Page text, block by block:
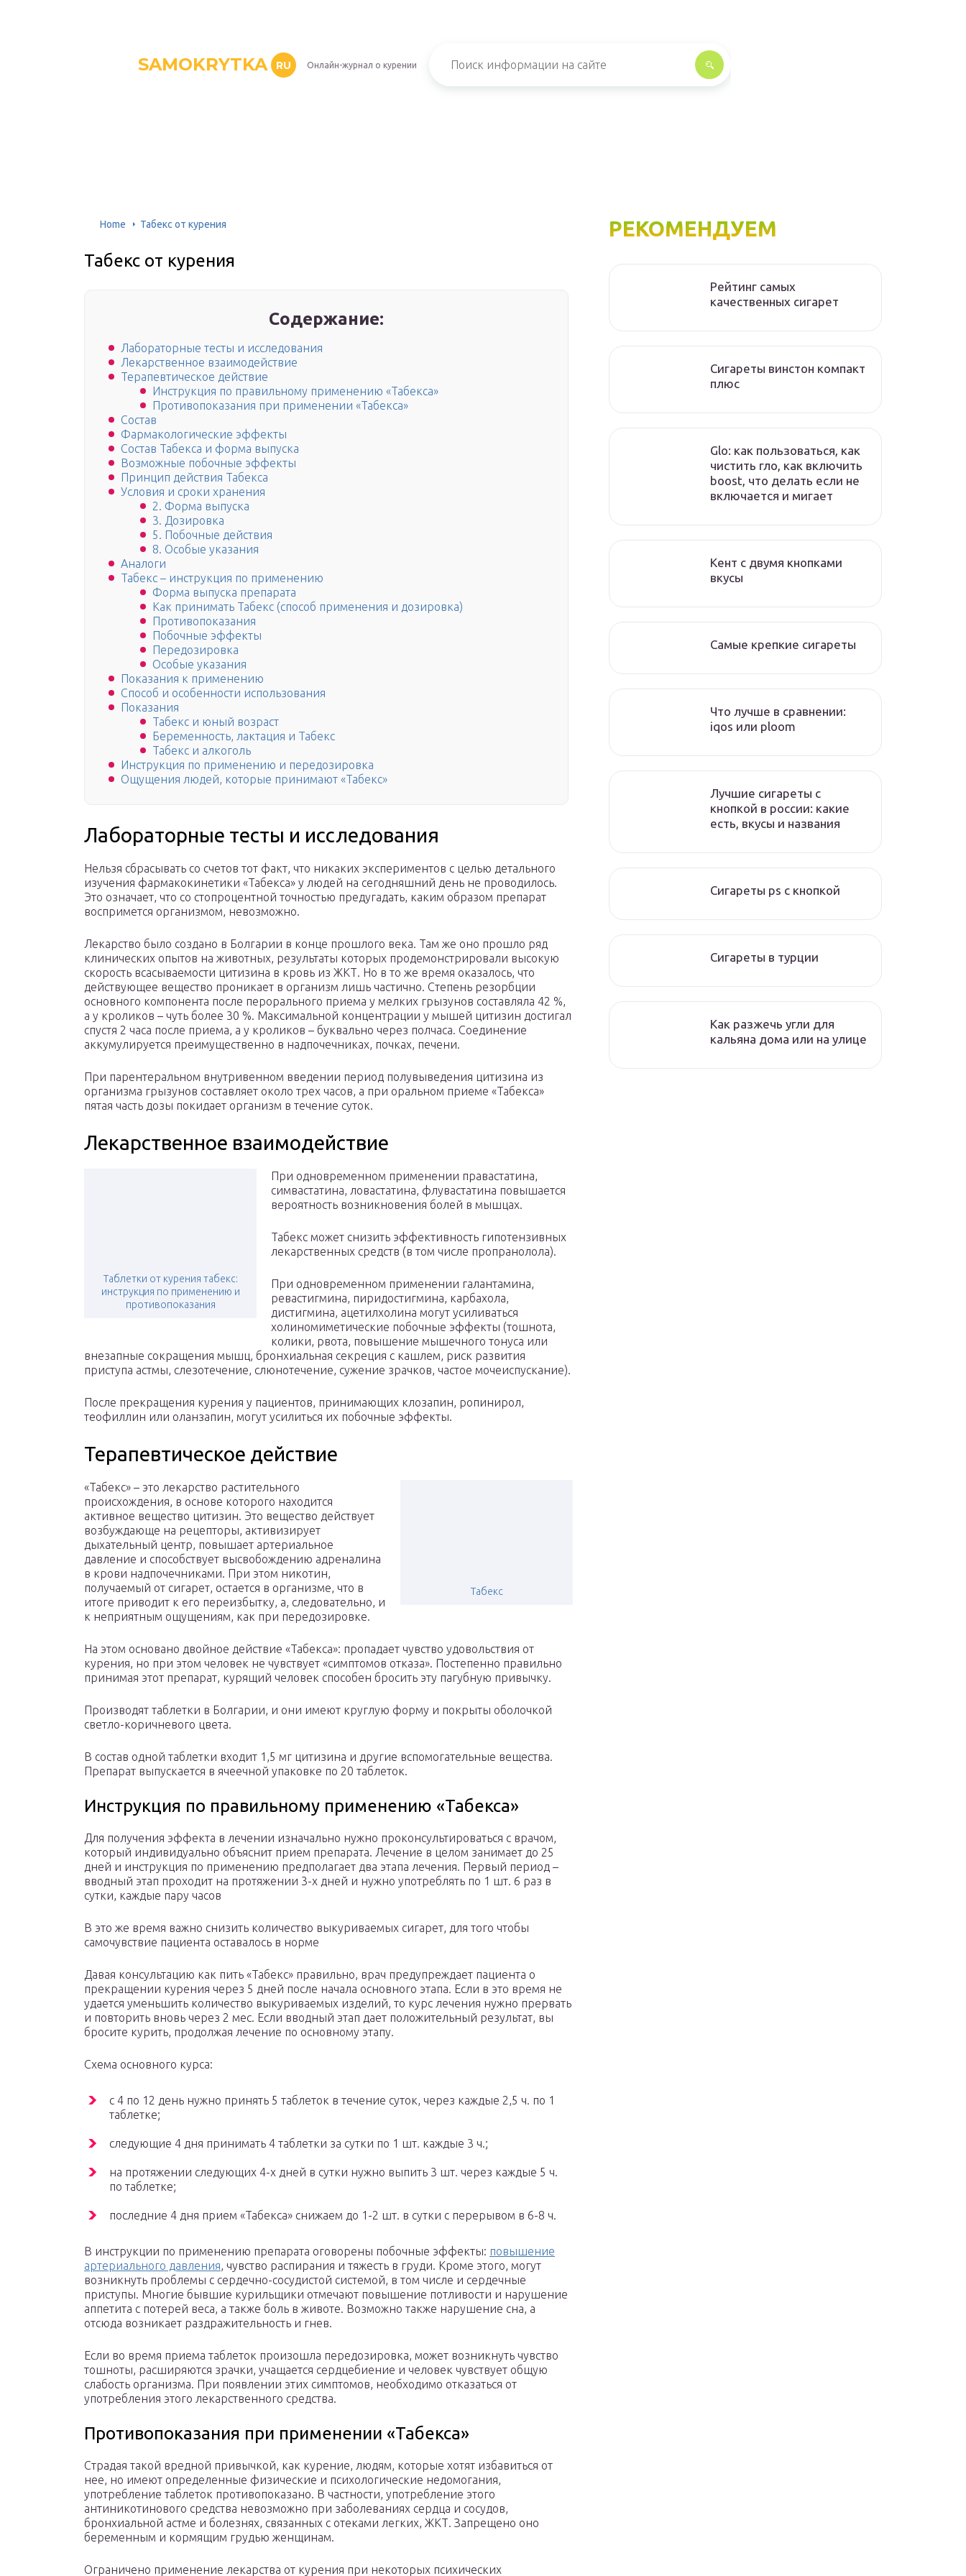
SAMOKRYTKA RU Онлайн-журнал о курении
Home Табекс от курения
Табекс от курения
Содержание:
Лабораторные тесты и исследования
Лекарственное взаимодействие
Терапевтическое действие
Инструкция по правильному применению «Табекса»
Противопоказания при применении «Табекса»
Состав
Фармакологические эффекты
Состав Табекса и форма выпуска
Возможные побочные эффекты
Принцип действия Табекса
Условия и сроки хранения
2. Форма выпуска
3. Дозировка
5. Побочные действия
8. Особые указания
Аналоги
Табекс – инструкция по применению
Форма выпуска препарата
Как принимать Табекс (способ применения и дозировка)
Противопоказания
Побочные эффекты
Передозировка
Особые указания
Показания к применению
Способ и особенности использования
Показания
Табекс и юный возраст
Беременность, лактация и Табекс
Табекс и алкоголь
Инструкция по применению и передозировка
Ощущения людей, которые принимают «Табекс»
Лабораторные тесты и исследования
Нельзя сбрасывать со счетов тот факт, что никаких экспериментов с целью детального
изучения фармакокинетики «Табекса» у людей на сегодняшний день не проводилось.
Это означает, что со стопроцентной точностью предугадать, каким образом препарат
воспримется организмом, невозможно.
Лекарство было создано в Болгарии в конце прошлого века. Там же оно прошло ряд
клинических опытов на животных, результаты которых продемонстрировали высокую
скорость всасываемости цитизина в кровь из ЖКТ. Но в то же время оказалось, что
действующее вещество проникает в организм лишь частично. Степень резорбции
основного компонента после перорального приема у мелких грызунов составляла 42 %,
а у кроликов – чуть более 30 %. Максимальной концентрации у мышей цитизин достигал
спустя 2 часа после приема, а у кроликов – буквально через полчаса. Соединение
аккумулируется преимущественно в надпочечниках, почках, печени.
При парентеральном внутривенном введении период полувыведения цитизина из
организма грызунов составляет около трех часов, а при оральном приеме «Табекса»
пятая часть дозы покидает организм в течение суток.
Лекарственное взаимодействие
Таблетки от курения табекс:
инструкция по применению и
противопоказания
При одновременном применении правастатина,
симвастатина, ловастатина, флувастатина повышается
вероятность возникновения болей в мышцах.
Табекс может снизить эффективность гипотензивных
лекарственных средств (в том числе пропранолола).
При одновременном применении галантамина,
ревастигмина, пиридостигмина, карбахола,
дистигмина, ацетилхолина могут усиливаться
холиномиметические побочные эффекты (тошнота,
колики, рвота, повышение мышечного тонуса или
внезапные сокращения мышц, бронхиальная секреция с кашлем, риск развития
приступа астмы, слезотечение, слюнотечение, сужение зрачков, частое мочеиспускание).
После прекращения курения у пациентов, принимающих клозапин, ропинирол,
теофиллин или оланзапин, могут усилиться их побочные эффекты.
Терапевтическое действие
Табекс
«Табекс» – это лекарство растительного
происхождения, в основе которого находится
активное вещество цитизин. Это вещество действует
возбуждающе на рецепторы, активизирует
дыхательный центр, повышает артериальное
давление и способствует высвобождению адреналина
в крови надпочечниками. При этом никотин,
получаемый от сигарет, остается в организме, что в
итоге приводит к его переизбытку, а, следовательно, и
к неприятным ощущениям, как при передозировке.
На этом основано двойное действие «Табекса»: пропадает чувство удовольствия от
курения, но при этом человек не чувствует «симптомов отказа». Постепенно правильно
принимая этот препарат, курящий человек способен бросить эту пагубную привычку.
Производят таблетки в Болгарии, и они имеют круглую форму и покрыты оболочкой
светло-коричневого цвета.
В состав одной таблетки входит 1,5 мг цитизина и другие вспомогательные вещества.
Препарат выпускается в ячеечной упаковке по 20 таблеток.
Инструкция по правильному применению «Табекса»
Для получения эффекта в лечении изначально нужно проконсультироваться с врачом,
который индивидуально объяснит прием препарата. Лечение в целом занимает до 25
дней и инструкция по применению предполагает два этапа лечения. Первый период –
вводный этап проходит на протяжении 3-х дней и нужно употреблять по 1 шт. 6 раз в
сутки, каждые пару часов
В это же время важно снизить количество выкуриваемых сигарет, для того чтобы
самочувствие пациента оставалось в норме
Давая консультацию как пить «Табекс» правильно, врач предупреждает пациента о
прекращении курения через 5 дней после начала основного этапа. Если в это время не
удается уменьшить количество выкуриваемых изделий, то курс лечения нужно прервать
и повторить вновь через 2 мес. Если вводный этап дает положительный результат, вы
бросите курить, продолжая лечение по основному этапу.
Схема основного курса:
с 4 по 12 день нужно принять 5 таблеток в течение суток, через каждые 2,5 ч. по 1
таблетке;
следующие 4 дня принимать 4 таблетки за сутки по 1 шт. каждые 3 ч.;
на протяжении следующих 4-х дней в сутки нужно выпить 3 шт. через каждые 5 ч.
по таблетке;
последние 4 дня прием «Табекса» снижаем до 1-2 шт. в сутки с перерывом в 6-8 ч.
В инструкции по применению препарата оговорены побочные эффекты: повышение
артериального давления, чувство распирания и тяжесть в груди. Кроме этого, могут
возникнуть проблемы с сердечно-сосудистой системой, в том числе и сердечные
приступы. Многие бывшие курильщики отмечают повышение потливости и нарушение
аппетита с потерей веса, а также боль в животе. Возможно также нарушение сна, а
отсюда возникает раздражительность и гнев.
Если во время приема таблеток произошла передозировка, может возникнуть чувство
тошноты, расширяются зрачки, учащается сердцебиение и человек чувствует общую
слабость организма. При появлении этих симптомов, необходимо отказаться от
употребления этого лекарственного средства.
Противопоказания при применении «Табекса»
Страдая такой вредной привычкой, как курение, людям, которые хотят избавиться от
нее, но имеют определенные физические и психологические недомогания,
употребление таблеток противопоказано. В частности, употребление этого
антиникотинового средства невозможно при заболеваниях сердца и сосудов,
бронхиальной астме и болезнях, связанных с отеками легких, ЖКТ. Запрещено оно
беременным и кормящим грудью женщинам.
Ограничено применение лекарства от курения при некоторых психических
РЕКОМЕНДУЕМ
Рейтинг самых
качественных сигарет
Сигареты винстон компакт
плюс
Glo: как пользоваться, как
чистить гло, как включить
boost, что делать если не
включается и мигает
Кент с двумя кнопками
вкусы
Самые крепкие сигареты
Что лучше в сравнении:
iqos или ploom
Лучшие сигареты с
кнопкой в россии: какие
есть, вкусы и названия
Сигареты ps с кнопкой
Сигареты в турции
Как разжечь угли для
кальяна дома или на улице